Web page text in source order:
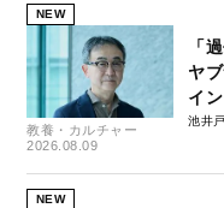
NEW
教養・カルチャー
2026.08.09
「
ヤ
イ
池井
NEW